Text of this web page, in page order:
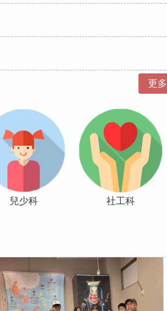
更多
兒少科 社工科